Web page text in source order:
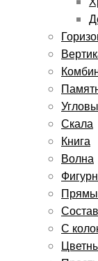
Скала
Книга
Волна
С